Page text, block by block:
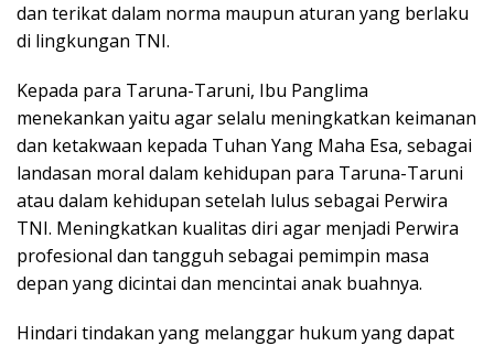
dan terikat dalam norma maupun aturan yang berlaku
di lingkungan TNI.
Kepada para Taruna-Taruni, Ibu Panglima
menekankan yaitu agar selalu meningkatkan keimanan
dan ketakwaan kepada Tuhan Yang Maha Esa, sebagai
landasan moral dalam kehidupan para Taruna-Taruni
atau dalam kehidupan setelah lulus sebagai Perwira
TNI. Meningkatkan kualitas diri agar menjadi Perwira
profesional dan tangguh sebagai pemimpin masa
depan yang dicintai dan mencintai anak buahnya.
Hindari tindakan yang melanggar hukum yang dapat